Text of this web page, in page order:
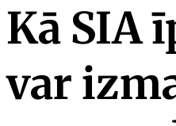
Kā SIA
var